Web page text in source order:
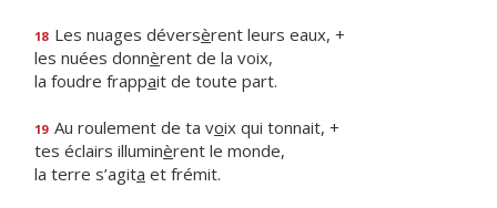
18 Les nuages déversèrent leurs eaux, +
les nuées donnèrent de la voix,
la foudre frappait de toute part.
19 Au roulement de ta voix qui tonnait, +
tes éclairs illuminèrent le monde,
la terre s’agita et frémit.